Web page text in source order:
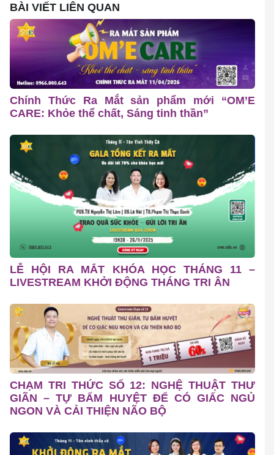
BÀI VIẾT LIÊN QUAN
Chính Thức Ra Mắt sản phẩm mới “OM’E
CARE: Khỏe thể chất, Sáng tinh thần”
LỄ HỘI RA MẮT KHÓA HỌC THÁNG 11 –
LIVESTREAM KHỞI ĐỘNG THÁNG TRI ÂN
CHẠM TRI THỨC SỐ 12: NGHỆ THUẬT THƯ
GIÃN – TỰ BẤM HUYỆT ĐỂ CÓ GIẤC NGỦ
NGON VÀ CẢI THIỆN NÃO BỘ